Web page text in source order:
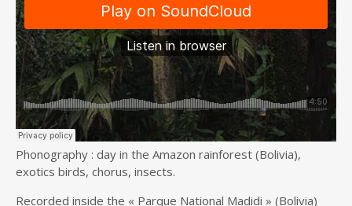
Phonography : day in the Amazon rainforest (Bolivia),
exotics birds, chorus, insects.
Recorded inside the « Parque National Madidi » (Bolivia)